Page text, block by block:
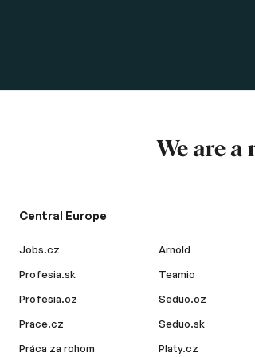
We are a
Central Europe
Jobs.cz
Profesia.sk
Profesia.cz
Prace.cz
Práca za rohom
Arnold
Teamio
Seduo.cz
Seduo.sk
Platy.cz